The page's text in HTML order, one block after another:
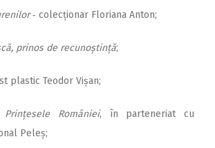
‑ co­lecționar Floriana Anton;
prinos de recunoștință;
plastic Teodor Vișan;
Româ­niei, în parteneriat cu
Peleș;